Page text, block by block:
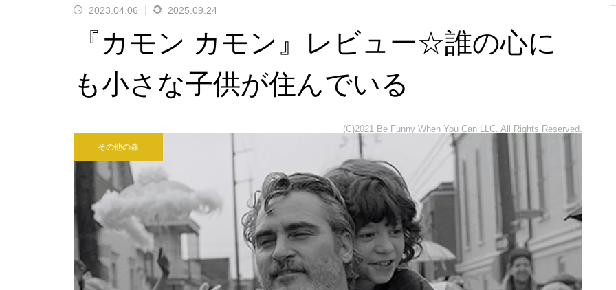
ことを着実に
に変える
嵐への備えはあるか？
のダイヤル』レビュー☆冒険の
果てにたどり着く場所
『スパイダーマン：ノー・ウェ
イ・ホーム』レビュー☆愛する
人のためにできること
『マトリックス』レビュー☆こ
の世界の真の姿とは、そして自
分は何者か？
2023.04.06 2025.09.24
『カモン カモン』レビュー☆誰の心に
も小さな子供が住んでいる
(C)2021 Be Funny When You Can LLC. All Rights Reserved.
その他の森